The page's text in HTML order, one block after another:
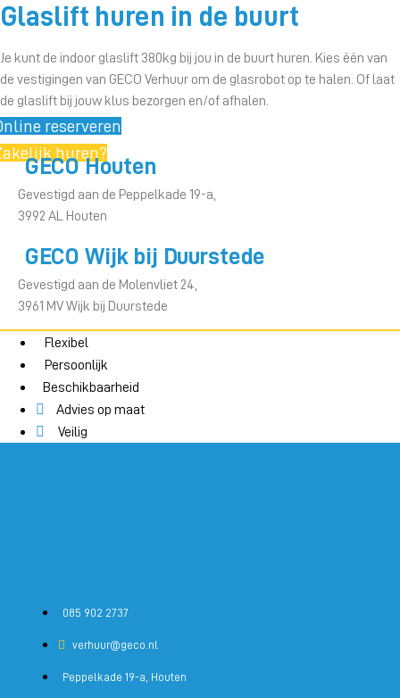
Glaslift huren in de buurt
Je kunt de indoor glaslift 380kg bij jou in de buurt huren. Kies één van
de vestigingen van GECO Verhuur om de glasrobot op te halen. Of laat
de glaslift bij jouw klus bezorgen en/of afhalen.
reserveren
huren?
GECO Houten
Gevestigd aan de Peppelkade 19-a,
3992 AL Houten
GECO Wijk bij Duurstede
Gevestigd aan de Molenvliet 24,
3961 MV Wijk bij Duurstede
Flexibel
Persoonlijk
Beschikbaarheid
Advies op maat
Veilig
085 902 2737
verhuur@geco.nl
Peppelkade 19-a, Houten